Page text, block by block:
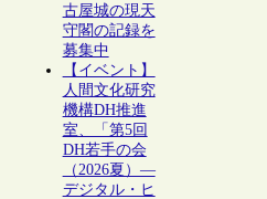
古屋城の現天
守閣の記録を
募集中
【イベント】
人間文化研究
機構DH推進
室、「第5回
DH若手の会
（2026夏）―
デジタル・ヒ